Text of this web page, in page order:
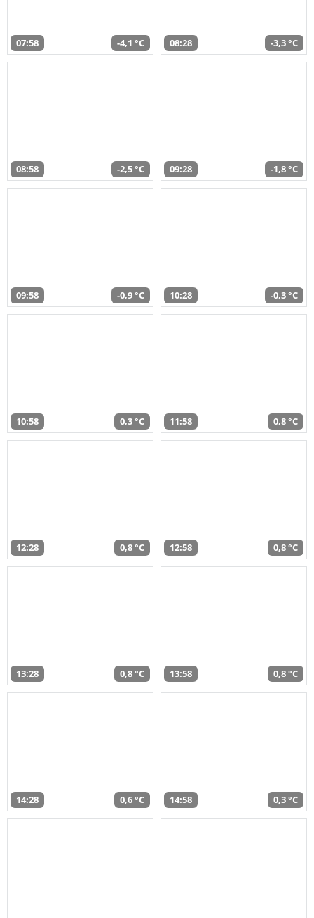
07:58 -4,1 °C 08:28 -3,3 °C
08:58 -2,5 °C 09:28 -1,8 °C
09:58 -0,9 °C 10:28 -0,3 °C
10:58 0,3 °C 11:58 0,8 °C
12:28 0,8 °C 12:58 0,8 °C
13:28 0,8 °C 13:58 0,8 °C
14:28 0,6 °C 14:58 0,3 °C